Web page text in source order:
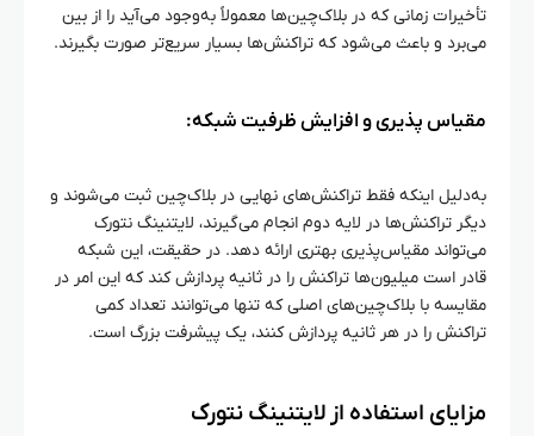
تأخیرات زمانی که در بلاک‌چین‌ها معمولاً به‌وجود می‌آید را از بین
می‌برد و باعث می‌شود که تراکنش‌ها بسیار سریع‌تر صورت بگیرند.
مقیاس‌ پذیری و افزایش ظرفیت شبکه:
به‌دلیل اینکه فقط تراکنش‌های نهایی در بلاک‌چین ثبت می‌شوند و
دیگر تراکنش‌ها در لایه‌ دوم انجام می‌گیرند، لایتنینگ نتورک
می‌تواند مقیاس‌پذیری بهتری ارائه دهد. در حقیقت، این شبکه
قادر است میلیون‌ها تراکنش را در ثانیه پردازش کند که این امر در
مقایسه با بلاک‌چین‌های اصلی که تنها می‌توانند تعداد کمی
تراکنش را در هر ثانیه پردازش کنند، یک پیشرفت بزرگ است.
مزایای استفاده از لایتنینگ نتورک